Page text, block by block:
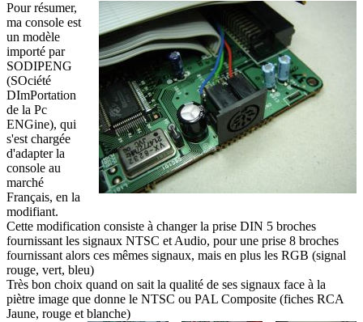
Pour résumer,
ma console est
un modèle
importé par
SODIPENG
(SOciété
DImPortation
de la Pc
ENGine), qui
s'est chargée
d'adapter la
console au
marché
Français, en la
modifiant.
Cette modification consiste à changer la prise DIN 5 broches
fournissant les signaux NTSC et Audio, pour une prise 8 broches
fournissant alors ces mêmes signaux, mais en plus les RGB (signal
rouge, vert, bleu)
Très bon choix quand on sait la qualité de ses signaux face à la
piètre image que donne le NTSC ou PAL Composite (fiches RCA
Jaune, rouge et blanche)